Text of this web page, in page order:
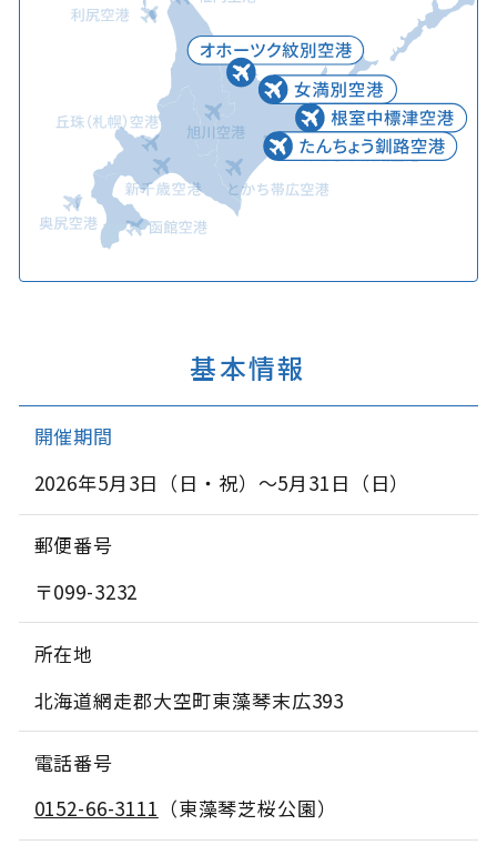
基本情報
開催期間
2026年5月3日（日・祝）～5月31日（日）
郵便番号
〒099-3232
所在地
北海道網走郡大空町東藻琴末広393
電話番号
0152-66-3111 （東藻琴芝桜公園）